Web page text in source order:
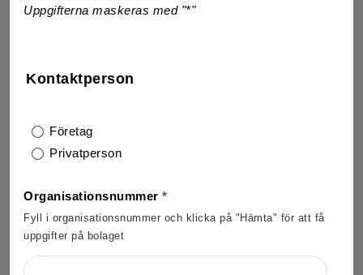
Uppgifterna maskeras med "*"
Kontaktperson
Företag
Privatperson
Organisationsnummer *
Fyll i organisationsnummer och klicka på "Hämta" för att få
uppgifter på bolaget